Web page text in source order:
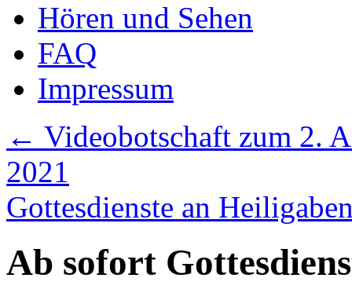
Hören und Sehen
FAQ
Impressum
← Videobotschaft zum 2.
2021
Gottesdienste an
Ab sofort